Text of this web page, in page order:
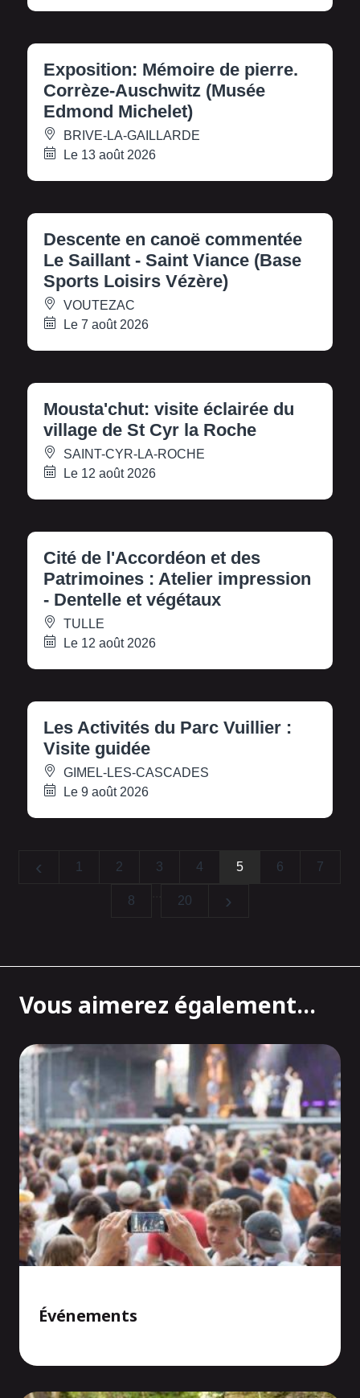
Exposition: Mémoire de pierre.
Corrèze-Auschwitz (Musée
Edmond Michelet)
BRIVE-LA-GAILLARDE
Le 13 août 2026
Descente en canoë commentée
Le Saillant - Saint Viance (Base
Sports Loisirs Vézère)
VOUTEZAC
Le 7 août 2026
Mousta'chut: visite éclairée du
village de St Cyr la Roche
SAINT-CYR-LA-ROCHE
Le 12 août 2026
Cité de l'Accordéon et des
Patrimoines : Atelier impression
- Dentelle et végétaux
TULLE
Le 12 août 2026
Les Activités du Parc Vuillier :
Visite guidée
GIMEL-LES-CASCADES
Le 9 août 2026
‹ 1 2 3 4 5 6 7
8 20 ›
Vous aimerez également...
Événements